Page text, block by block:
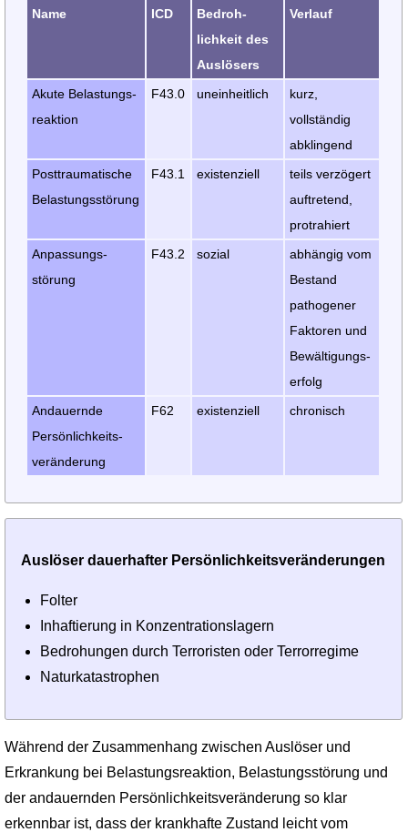
Name ICD
Bedroh­
lichkeit des
Auslösers
Verlauf
Akute Belastungs­
reaktion
F43.0 unein­heitlich
kurz,
vollständig
abklingend
Posttraumatische
Belastungsstörung
F43.1 existen­ziell
teils verzögert
auftretend,
protrahiert
Anpassungs­
störung
F43.2 sozial
abhängig vom
Bestand
pathogener
Faktoren und
Bewälti­gungs­
erfolg
Andauernde
Persönlich­keits­
veränderung
F62 existenziell chronisch
Auslöser dauerhafter Persönlichkeitsveränderungen
Folter
Inhaftierung in Konzentrations­lagern
Bedrohungen durch Terroristen oder Terrorregime
Naturkatastrophen
Während der Zusammenhang zwischen Auslöser und
Erkrankung bei Belastungs­reaktion, Belastungsstörung und
der andauernden Persönlichkeitsveränderung so klar
erkennbar ist, dass der krankhafte Zustand leicht vom